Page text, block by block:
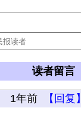
读者留言
1年前
【回复】